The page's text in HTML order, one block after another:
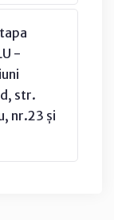
-
str.
nr.23 și